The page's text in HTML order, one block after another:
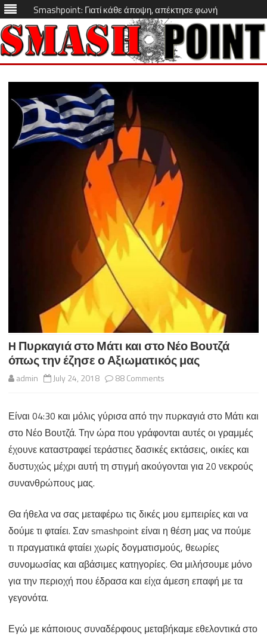
Smashpoint: Γιατί κάθε άποψη, απέκτησε φωνή
Skip
H Πυρκαγιά στο Μάτι και στο Νέο Βουτζά
όπως την έζησε ο Αξιωματικός μας
admin July 24, 2018 88 Comments
Πυρκαγιά
στο
Νέο
Βουτζά
όπως
την
ο
Είναι 04:30 και μόλις γύρισα από την πυρκαγιά στο Μάτι και
στο Νέο Βουτζά. Την ώρα που γράφονται αυτές οι γραμμές
έχουνε καταστραφεί τεράστιες δασικές εκτάσεις, οικίες και
δυστυχώς μέχρι αυτή τη στιγμή ακούγονται για 20 νεκρούς
συνανθρώπους μας.
Θα ήθελα να σας μεταφέρω τις δικές μου εμπειρίες και να
δούμε τι φταίει. Σαν smashpoint είναι η θέση μας να πούμε
τι πραγματικά φταίει χωρίς δογματισμούς, θεωρίες
συνομωσίας και αβάσιμες κατηγορίες. Θα μιλήσουμε μόνο
για την περιοχή που έδρασα και είχα άμεση επαφή με τα
γεγονότα.
Εγώ με κάποιους συναδέρφους μεταβήκαμε εθελοντικά στο